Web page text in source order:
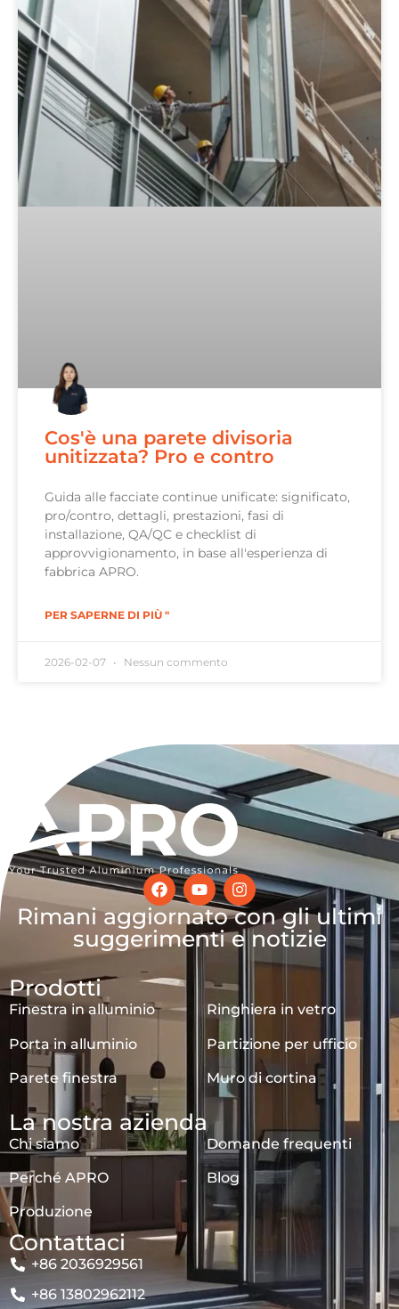
Cos'è una parete divisoria
unitizzata? Pro e contro
Guida alle facciate continue unificate: significato,
pro/contro, dettagli, prestazioni, fasi di
installazione, QA/QC e checklist di
approvvigionamento, in base all'esperienza di
fabbrica APRO.
PER SAPERNE DI PIÙ "
2026-02-07 Nessun commento
Rimani aggiornato con gli ultimi
suggerimenti e notizie
Prodotti
Finestra in alluminio
Porta in alluminio
Parete finestra
Ringhiera in vetro
Partizione per ufficio
Muro di cortina
La nostra azienda
Chi siamo
Perché APRO
Produzione
Domande frequenti
Blog
Contattaci
+86 2036929561
+86 13802962112